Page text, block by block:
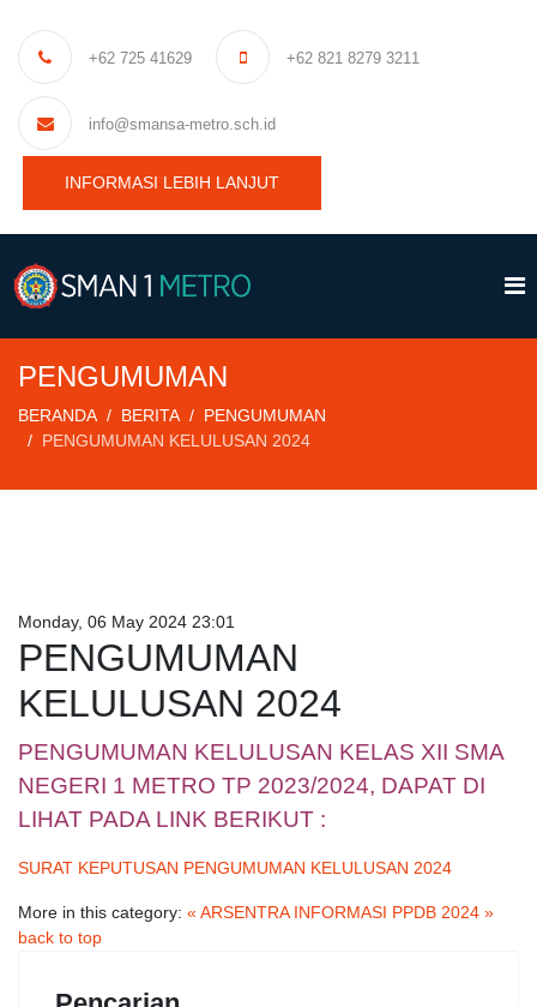
+62 725 41629 +62 821 8279 3211
info@smansa-metro.sch.id
INFORMASI LEBIH LANJUT
PENGUMUMAN
BERANDA BERITA
PENGUMUMAN
PENGUMUMAN KELULUSAN 2024
Monday, 06 May 2024 23:01
PENGUMUMAN
KELULUSAN 2024
PENGUMUMAN KELULUSAN KELAS XII SMA
NEGERI 1 METRO TP 2023/2024, DAPAT DI
LIHAT PADA LINK BERIKUT :
SURAT KEPUTUSAN PENGUMUMAN KELULUSAN 2024
More in this category: « ARSENTRA INFORMASI PPDB 2024 »
back to top